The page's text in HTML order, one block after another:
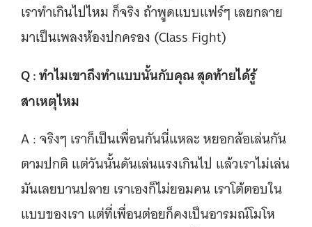
เราทำเกินไปไหม ก็จริง ถ้าพูดแบบแฟร์ๆ เลยกลาย
มาเป็นเพลงห้องปกครอง (Class Fight)
Q : ทำไมเขาถึงทำแบบนั้นกับคุณ สุดท้ายได้รู้
สาเหตุไหม
A : จริงๆ เราก็เป็นเพื่อนกันนี่แหละ หยอกล้อเล่นกัน
ตามปกติ แต่วันนั้นดันเล่นแรงเกินไป แล้วเราไม่เล่น
มันเลยบานปลาย เราเองก็ไม่ยอมคน เราโต้ตอบใน
แบบของเรา แต่ที่เพื่อนต่อยก็คงเป็นอารมณ์โมโห